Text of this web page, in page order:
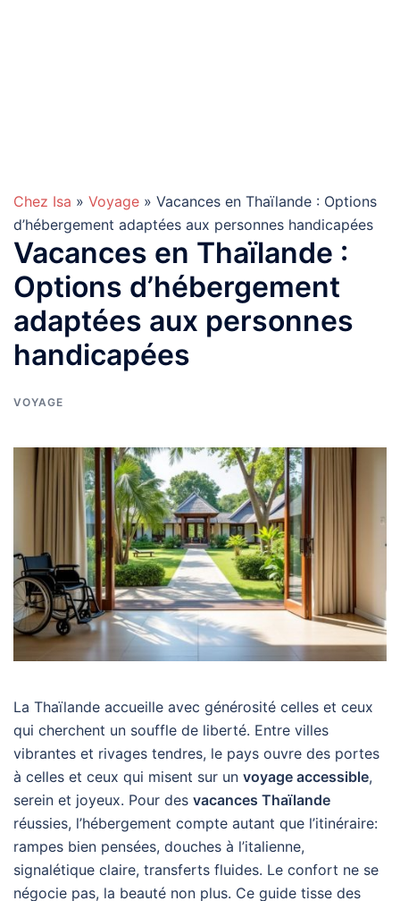
Chez Isa » Voyage » Vacances en Thaïlande : Options
d’hébergement adaptées aux personnes handicapées
Vacances en Thaïlande :
Options d’hébergement
adaptées aux personnes
handicapées
VOYAGE
La Thaïlande accueille avec générosité celles et ceux
qui cherchent un souffle de liberté. Entre villes
vibrantes et rivages tendres, le pays ouvre des portes
à celles et ceux qui misent sur un voyage accessible,
serein et joyeux. Pour des vacances Thaïlande
réussies, l’hébergement compte autant que l’itinéraire:
rampes bien pensées, douches à l’italienne,
signalétique claire, transferts fluides. Le confort ne se
négocie pas, la beauté non plus. Ce guide tisse des